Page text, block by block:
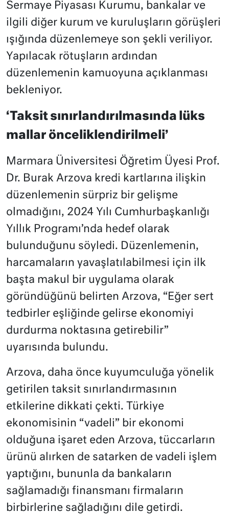
Sermaye Piyasası Kurumu, bankalar ve
ilgili diğer kurum ve kuruluşların görüşleri
ışığında düzenlemeye son şekli veriliyor.
Yapılacak rötuşların ardından
düzenlemenin kamuoyuna açıklanması
bekleniyor.
‘Taksit sınırlandırılmasında lüks
mallar önceliklendirilmeli’
Marmara Üniversitesi Öğretim Üyesi Prof.
Dr. Burak Arzova kredi kartlarına ilişkin
düzenlemenin sürpriz bir gelişme
olmadığını, 2024 Yılı Cumhurbaşkanlığı
Yıllık Programı’nda hedef olarak
bulunduğunu söyledi. Düzenlemenin,
harcamaların yavaşlatılabilmesi için ilk
başta makul bir uygulama olarak
göründüğünü belirten Arzova, “Eğer sert
tedbirler eşliğinde gelirse ekonomiyi
durdurma noktasına getirebilir”
uyarısında bulundu.
Arzova, daha önce kuyumculuğa yönelik
getirilen taksit sınırlandırmasının
etkilerine dikkati çekti. Türkiye
ekonomisinin “vadeli” bir ekonomi
olduğuna işaret eden Arzova, tüccarların
ürünü alırken de satarken de vadeli işlem
yaptığını, bununla da bankaların
sağlamadığı finansmanı firmaların
birbirlerine sağladığını dile getirdi.